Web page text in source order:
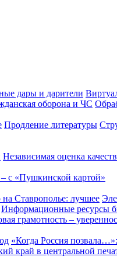
дары и дарители
оборона и ЧС
Продление литературы
Независимая оценка
с «Пушкинской картой»
на Ставрополье: лучшее
Информационные ресурсы
грамотность –
«Когда Россия
край в центральной